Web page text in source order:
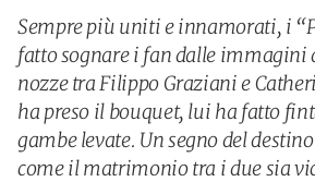
Sempre più uniti e innamorati, i
fatto sognare i fan dalle immagini
nozze tra Filippo Graziani e
ha preso il bouquet, lui ha fatto
gambe levate. Un segno del
come il matrimonio tra i due sia